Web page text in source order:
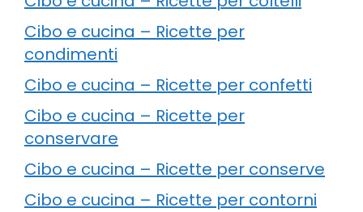
Cibo e cucina – Ricette per
condimenti
Cibo e cucina – Ricette per confetti
Cibo e cucina – Ricette per
conservare
Cibo e cucina – Ricette per conserve
Cibo e cucina – Ricette per contorni